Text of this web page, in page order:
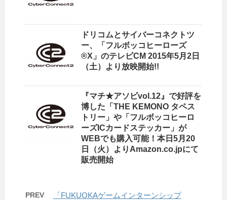
ドリコムとサイバーコネクトツ
ー、「フルボッコヒーローズ
®X」のテレビCM 2015年5月2日
（土）より放映開始!!
『マチ★アソビvol.12』で好評を
博した「THE KEMONO タペス
トリー」や「フルボッコヒーロ
ーズICカードステッカー」が
WEBでも購入可能！本日5月20
日（火）よりAmazon.co.jpにて
販売開始
PREV
「FUKUOKAゲームインターンシップ